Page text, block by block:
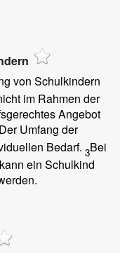
von Schulkindern
im Rahmen der
Angebot
Der Umfang der
Bedarf. 3Bei
ein Schulkind